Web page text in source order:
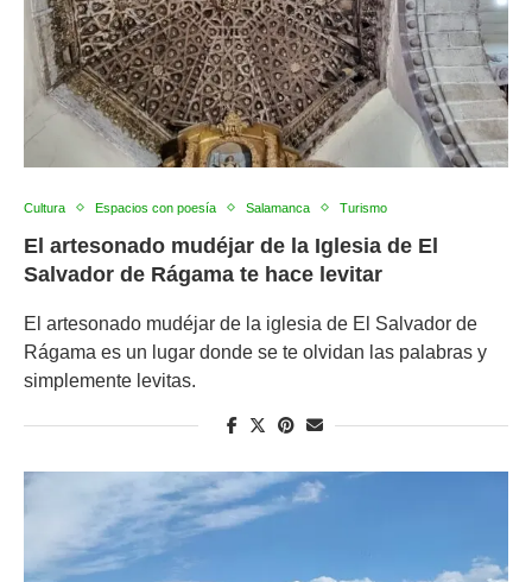
Cultura Espacios con poesía Salamanca Turismo
El artesonado mudéjar de la Iglesia de El
Salvador de Rágama te hace levitar
El artesonado mudéjar de la iglesia de El Salvador de
Rágama es un lugar donde se te olvidan las palabras y
simplemente levitas.